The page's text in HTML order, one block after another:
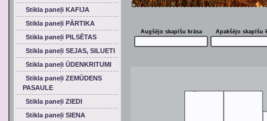
Augšējo skapīšu krāsa Apakšējo skapīšu
Stikla paneļi KAFIJA
Stikla paneļi PĀRTIKA
Stikla paneļi PILSĒTAS
Stikla paneļi SEJAS, SILUETI
Stikla paneļi ŪDENKRITUMI
Stikla paneļi ZEMŪDENS
PASAULE
Stikla paneļi ZIEDI
Stikla paneļi SIENA